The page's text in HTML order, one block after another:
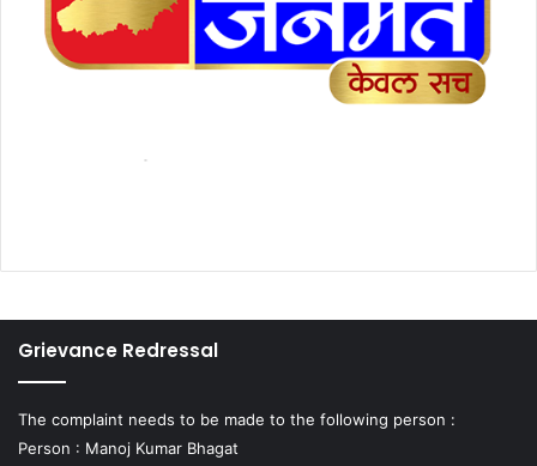
Grievance Redressal
The complaint needs to be made to the following person :
Person : Manoj Kumar Bhagat